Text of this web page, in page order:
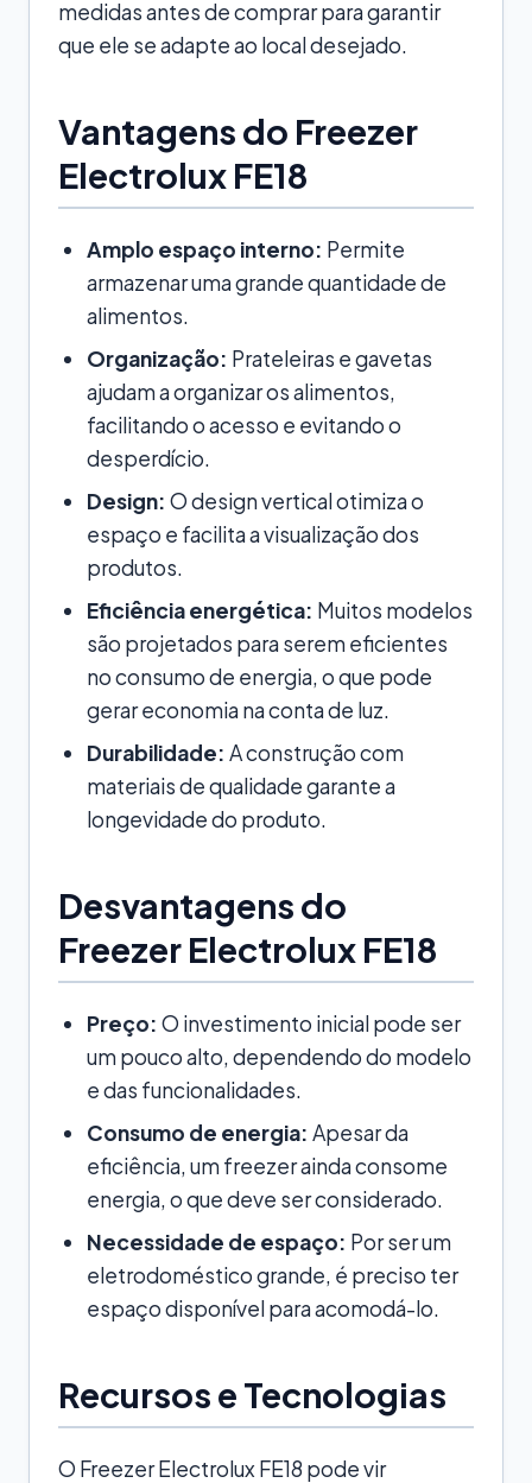
medidas antes de comprar para garantir
que ele se adapte ao local desejado.
Vantagens do Freezer
Electrolux FE18
Amplo espaço interno: Permite
armazenar uma grande quantidade de
alimentos.
Organização: Prateleiras e gavetas
ajudam a organizar os alimentos,
facilitando o acesso e evitando o
desperdício.
Design: O design vertical otimiza o
espaço e facilita a visualização dos
produtos.
Eficiência energética: Muitos modelos
são projetados para serem eficientes
no consumo de energia, o que pode
gerar economia na conta de luz.
Durabilidade: A construção com
materiais de qualidade garante a
longevidade do produto.
Desvantagens do
Freezer Electrolux FE18
Preço: O investimento inicial pode ser
um pouco alto, dependendo do modelo
e das funcionalidades.
Consumo de energia: Apesar da
eficiência, um freezer ainda consome
energia, o que deve ser considerado.
Necessidade de espaço: Por ser um
eletrodoméstico grande, é preciso ter
espaço disponível para acomodá-lo.
Recursos e Tecnologias
O Freezer Electrolux FE18 pode vir